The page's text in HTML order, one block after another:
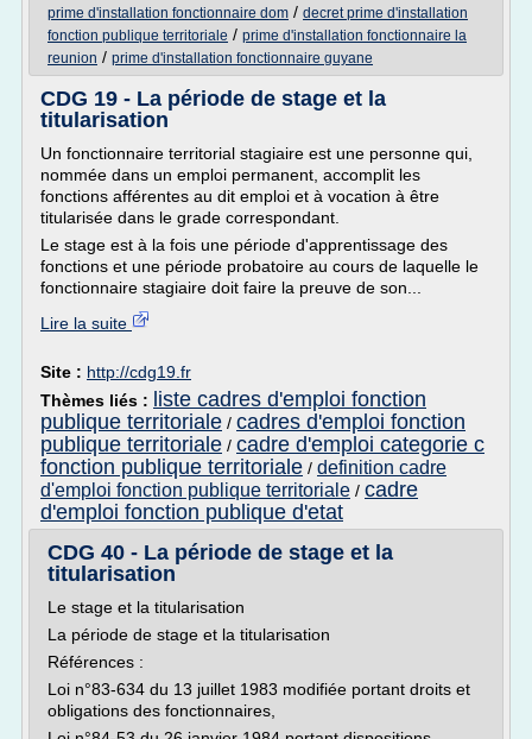
prime d'installation fonctionnaire dom / decret prime d'installation
fonction publique territoriale / prime d'installation fonctionnaire la
reunion / prime d'installation fonctionnaire guyane
CDG 19 - La période de stage et la
titularisation
Un fonctionnaire territorial stagiaire est une personne qui,
nommée dans un emploi permanent, accomplit les
fonctions afférentes au dit emploi et à vocation à être
titularisée dans le grade correspondant.
Le stage est à la fois une période d'apprentissage des
fonctions et une période probatoire au cours de laquelle le
fonctionnaire stagiaire doit faire la preuve de son...
Lire la suite
Site : http://cdg19.fr
Thèmes liés :
liste cadres d'emploi fonction
publique territoriale / cadres d'emploi fonction
publique territoriale / cadre d'emploi categorie c
fonction publique territoriale / definition cadre
d'emploi fonction publique territoriale / cadre
d'emploi fonction publique d'etat
CDG 40 - La période de stage et la
titularisation
Le stage et la titularisation
La période de stage et la titularisation
Références :
Loi n°83-634 du 13 juillet 1983 modifiée portant droits et
obligations des fonctionnaires,